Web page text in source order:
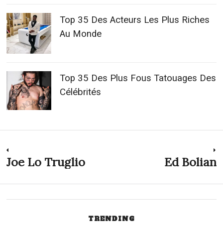
Top 35 Des Acteurs Les Plus Riches
Au Monde
Top 35 Des Plus Fous Tatouages Des
Célébrités
Navigation
de
Previous
Joe Lo Truglio Ed Bolian
TRENDING